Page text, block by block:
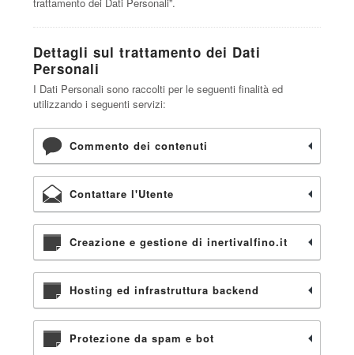
Dettagli sul trattamento dei Dati
Personali
I Dati Personali sono raccolti per le seguenti finalità ed
utilizzando i seguenti servizi:
Commento dei contenuti
Contattare l'Utente
Creazione e gestione di inertivalfino.it
Hosting ed infrastruttura backend
Protezione da spam e bot